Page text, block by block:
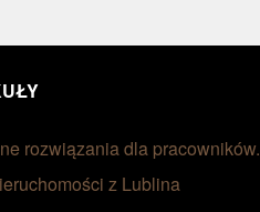
rozwiązania dla pracowników.
z Lublina